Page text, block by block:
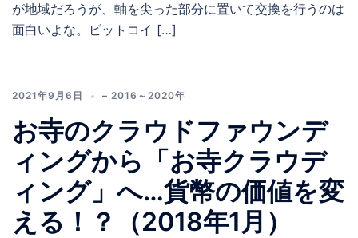
が地域だろうが、軸を尖った部分に置いて交換を行うのは
面白いよな。ビットコイ […]
2021年9月6日 – 2016～2020年
お寺のクラウドファウンデ
ィングから「お寺クラウデ
ィング」へ…貨幣の価値を変
える！？（2018年1月）